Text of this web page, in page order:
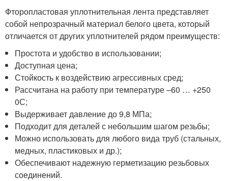
Фторопластовая уплотнительная лента представляет
собой непрозрачный материал белого цвета, который
отличается от других уплотнителей рядом преимуществ:
Простота и удобство в использовании;
Доступная цена;
Стойкость к воздействию агрессивных сред;
Рассчитана на работу при температуре –60 … +250
0С;
Выдерживает давление до 9,8 МПа;
Подходит для деталей с небольшим шагом резьбы;
Можно использовать для любого вида труб (стальных,
медных, пластиковых и др.);
Обеспечивают надежную герметизацию резьбовых
соединений.